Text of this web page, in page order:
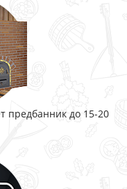
предбанник до 15-20